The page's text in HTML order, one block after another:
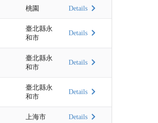
桃園 Details
臺北縣永
和市
Details
臺北縣永
和市
Details
臺北縣永
和市
Details
上海市 Details